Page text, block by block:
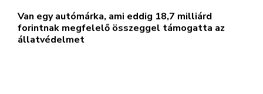
Van egy autómárka, ami eddig 18,7 milliárd
forintnak megfelelő összeggel támogatta az
állatvédelmet